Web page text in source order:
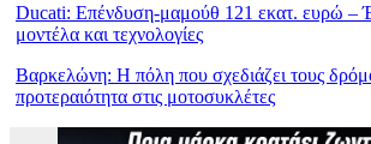
Ducati: Επένδυση-μαμούθ 121 εκατ. ευρώ –
μοντέλα και τεχνολογίες
Βαρκελώνη: Η πόλη που σχεδιάζει τους
προτεραιότητα στις μοτοσυκλέτες